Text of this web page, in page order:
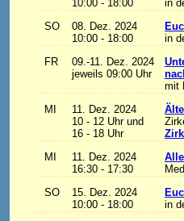
10:00 - 18:00
in
SO
08. Dez. 2024
10:00 - 18:00
in
FR
09.-11. Dez. 2024
jeweils 09:00 Uhr
mit
MI
11. Dez. 2024
10 - 12 Uhr und
16 - 18 Uhr
MI
11. Dez. 2024
16:30 - 17:30
SO
15. Dez. 2024
10:00 - 18:00
in